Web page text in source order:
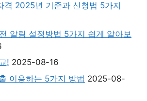
격 2025년 기준과 신청법 5가지
알림 설정방법 5가지 쉽게 알아보
! 2025-08-16
이용하는 5가지 방법 2025-08-